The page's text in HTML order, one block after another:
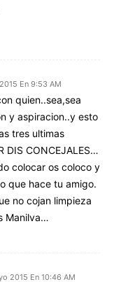
En 9:53 AM
quien..sea,sea
y aspiracion..y esto
tres ultimas
DIS CONCEJALES…
colocar os coloco y
que hace tu amigo.
no cojan limpieza
Manilva…
2015 En 10:46 AM